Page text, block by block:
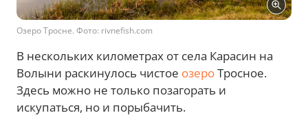
Озеро Тросне. Фото: rivnefish.com
В нескольких километрах от села Карасин на
Волыни раскинулось чистое озероТросное.
Здесь можно не только позагорать и
искупаться, но и порыбачить.